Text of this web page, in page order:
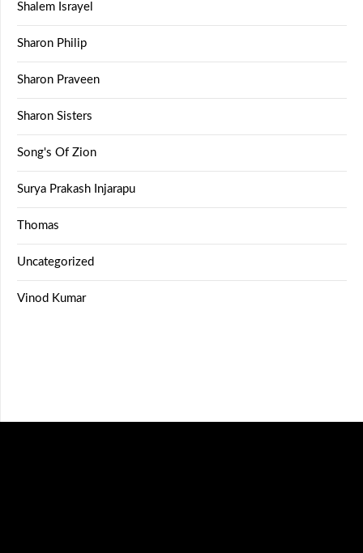
Shalem Israyel
Sharon Philip
Sharon Praveen
Sharon Sisters
Song's Of Zion
Surya Prakash Injarapu
Thomas
Uncategorized
Vinod Kumar